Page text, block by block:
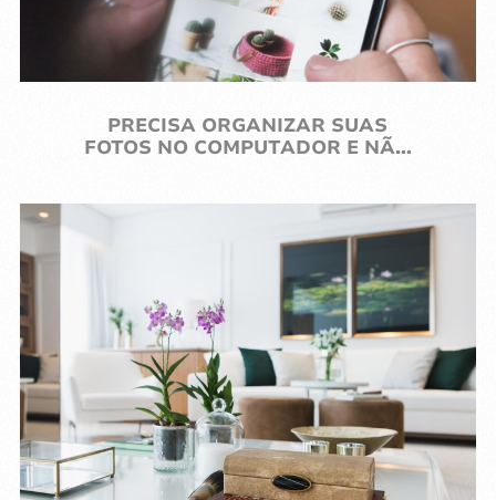
3 APLICATIVOS DE EDIÇÃO PARA
FOTO FÁCEIS DE USAR, QUE SÃO
PURO XODÓ!